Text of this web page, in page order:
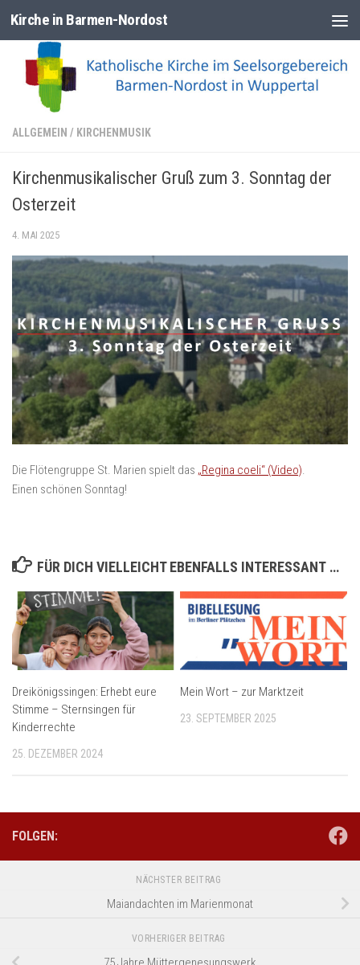
Zum Inhalt springen
Kirche in Barmen-Nordost
ALLGEMEIN / KIRCHENMUSIK
Kirchenmusikalischer Gruß zum 3. Sonntag der
Osterzeit
4. MAI 2025
Die Flötengruppe St. Marien spielt das „Regina coeli“ (Video).
Einen schönen Sonntag!
FÜR DICH VIELLEICHT EBENFALLS INTERESSANT …
Dreikönigssingen: Erhebt eure
Stimme – Sternsingen für
Kinderrechte
25. DEZEMBER 2024
Mein Wort – zur Marktzeit
23. SEPTEMBER 2025
FOLGEN:
NÄCHSTER BEITRAG
Maiandachten im Marienmonat
VORHERIGER BEITRAG